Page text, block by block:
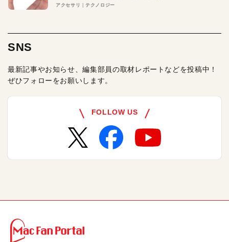
アクセサリ テクノロジー
SNS
最新記事やお知らせ、編集部員の取材レポートなどを投稿中！
ぜひフォローをお願いします。
FOLLOW US